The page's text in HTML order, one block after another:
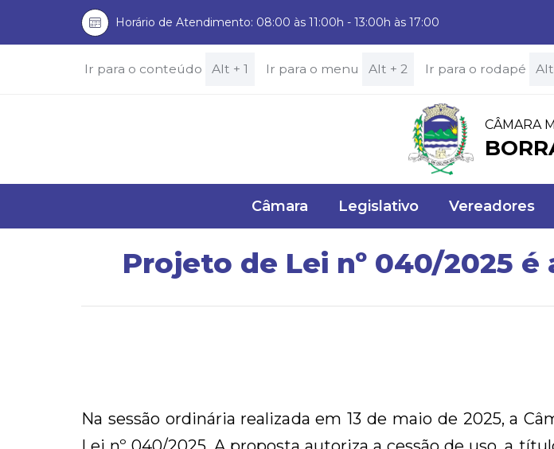
Horário de Atendimento: 08:00 às 11:00h - 13:00h às 17:00
Ir para o conteúdo Alt + 1 Ir para o menu Alt + 2 Ir para o rodapé Alt
CÂMARA
Câmara Legislativo Vereadores
Projeto de Lei nº 040/2025
Na sessão ordinária realizada em 13 de maio de 2025, a